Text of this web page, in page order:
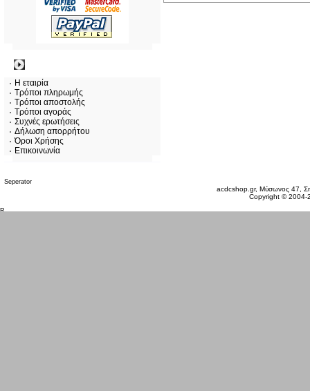
Η εταιρία
Τρόποι πληρωμής
Τρόποι αποστολής
Τρόποι αγοράς
Συχνές ερωτήσεις
Δήλωση απορρήτου
Όροι Χρήσης
Επικοινωνία
acdcshop.gr, Μύσωνος 47,
Copyright ©